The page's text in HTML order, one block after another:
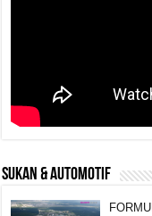
SUKAN & AUTOMOTIF